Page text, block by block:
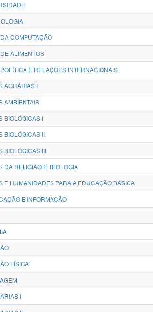
COMPUTAÇÃO
ALIMENTOS
E RELAÇÕES INTERNACIONAIS
AGRÁRIAS I
AMBIENTAIS
BIOLÓGICAS I
BIOLÓGICAS II
BIOLÓGICAS III
DA RELIGIÃO E TEOLOGIA
E HUMANIDADES PARA A EDUCAÇÃO BÁSICA
E INFORMAÇÃO
FÍSICA
I